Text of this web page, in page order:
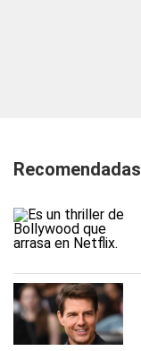
Recomendadas